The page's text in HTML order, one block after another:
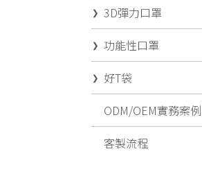
3D彈力口罩
功能性口罩
好T袋
ODM/OEM實務案例
客製流程